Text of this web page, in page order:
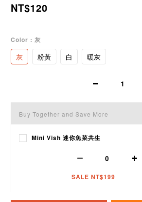
NT$120
Color : 灰
灰 粉黃 白 暖灰
Buy Together and Save More
Mini Vish 迷你魚菜共生
SALE NT$199